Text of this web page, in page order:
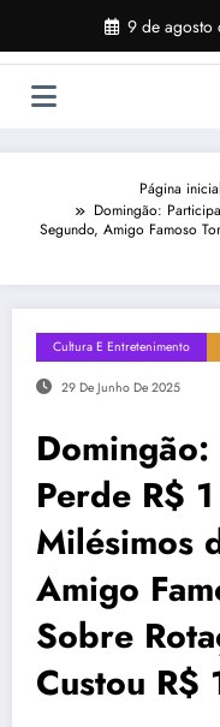
o
9 de agosto
Página inicial
Domingão:
Segundo, Amigo Famoso
Cultura E Entretenimento
29 De Junho De 2025
Perde R$
Milésimos
Amigo
Sobre
Custou R$